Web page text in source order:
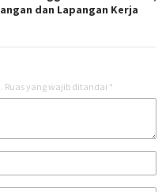
dan Lapangan Kerja
Ruas yang wajib ditandai *